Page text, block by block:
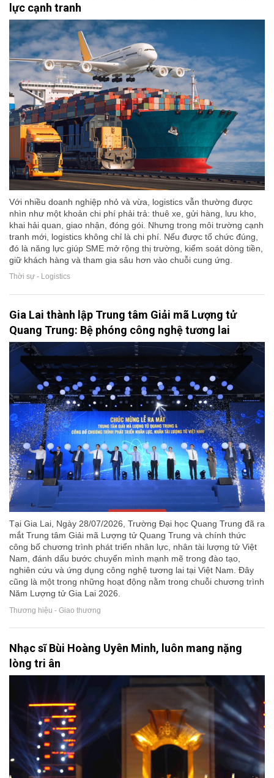
lực cạnh tranh
Với nhiều doanh nghiệp nhỏ và vừa, logistics vẫn thường được
nhìn như một khoản chi phí phải trả: thuê xe, gửi hàng, lưu kho,
khai hải quan, giao nhận, đóng gói. Nhưng trong môi trường cạnh
tranh mới, logistics không chỉ là chi phí. Nếu được tổ chức đúng,
đó là năng lực giúp SME mở rộng thị trường, kiểm soát dòng tiền,
giữ khách hàng và tham gia sâu hơn vào chuỗi cung ứng.
Thời sự - Logistics
Gia Lai thành lập Trung tâm Giải mã Lượng tử
Quang Trung: Bệ phóng công nghệ tương lai
Tại Gia Lai, Ngày 28/07/2026, Trường Đại học Quang Trung đã ra
mắt Trung tâm Giải mã Lượng tử Quang Trung và chính thức
công bố chương trình phát triển nhân lực, nhân tài lượng tử Việt
Nam, đánh dấu bước chuyển mình mạnh mẽ trong đào tạo,
nghiên cứu và ứng dụng công nghệ tương lai tại Việt Nam. Đây
cũng là một trong những hoạt động nằm trong chuỗi chương trình
Năm Lượng tử Gia Lai 2026.
Thương hiệu - Giao thương
Nhạc sĩ Bùi Hoàng Uyên Minh, luôn mang nặng
lòng tri ân